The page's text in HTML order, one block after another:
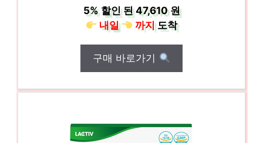
5%할인 된47,610 원
내일
까지도착
구매 바로가기